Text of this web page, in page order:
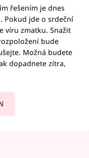
řešením je dnes
Pokud jde o srdeční
víru zmatku. Snažit
bude
Možná budete
dopadnete zítra,